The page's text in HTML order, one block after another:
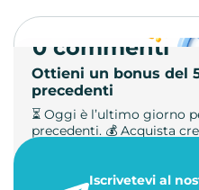
Ottieni un bonus del
precedenti
⏳ Oggi è l’ultimo giorno
precedenti. 💰 Acquista
23 maggio 2026
0 commenti
Iscrivetevi al